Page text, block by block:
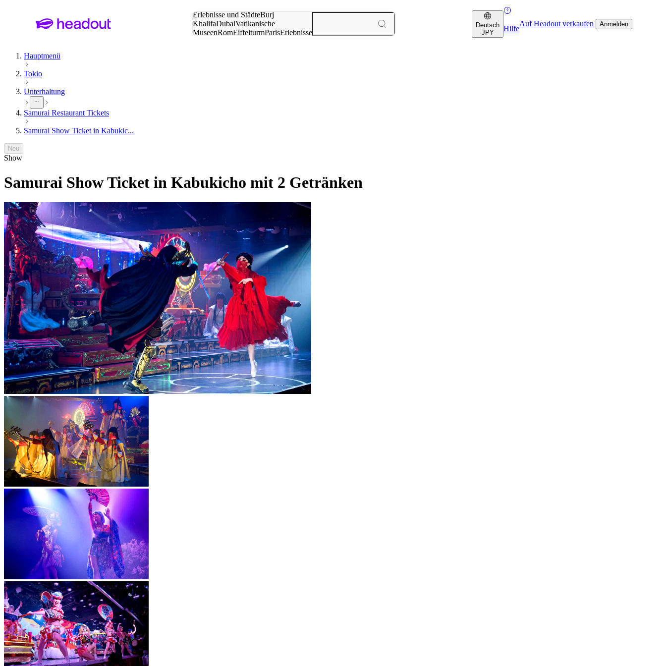
Erlebnisse und StädteBurj
KhalifaDubaiVatikanische
MuseenRomEiffelturmParisErlebnisse
Deutsch
JPY
Hilfe
Auf Headout verkaufen Anmelden
Hauptmenü
Tokio
Unterhaltung
Samurai Restaurant Tickets
Samurai Show Ticket in Kabukic...
Neu
Show
Samurai Show Ticket in Kabukicho mit 2 Getränken